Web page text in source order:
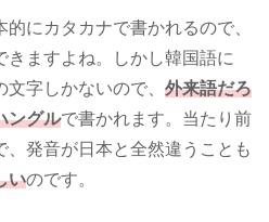
にカタカナで書かれるので、
ますよね。しかし韓国語に
字しかないので、 外来語だろ
ングルで書かれます。 当たり前
、発音が日本と全然違うことも
いのです。